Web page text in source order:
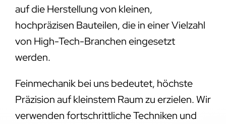
auf die Herstellung von kleinen,
hochpräzisen Bauteilen, die in einer Vielzahl
von High-Tech-Branchen eingesetzt
werden.
Feinmechanik bei uns bedeutet, höchste
Präzision auf kleinstem Raum zu erzielen. Wir
verwenden fortschrittliche Techniken und